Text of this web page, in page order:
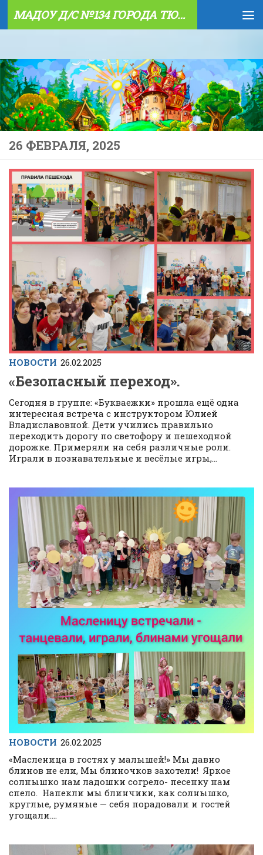
Skip to content МАДОУ Д/С №134 ГОРОДА ТЮМЕНИ
26 ФЕВРАЛЯ, 2025
НОВОСТИ 26.02.2025
«Безопасный переход».
Сегодня в группе: «Букваежки» прошла ещё одна
интересная встреча с инструктором Юлией
Владиславовной. Дети учились правильно
переходить дорогу по светофору и пешеходной
дорожке. Примеряли на себя различные роли.
Играли в познавательные и весёлые игры,...
НОВОСТИ 26.02.2025
«Масленица в гостях у малышей!» Мы давно
блинов не ели, Мы блиночков захотели! Яркое
солнышко нам ладошки согрело- песенку нам
спело. Напекли мы блинчики, как солнышко,
круглые, румяные — себя порадовали и гостей
угощали....